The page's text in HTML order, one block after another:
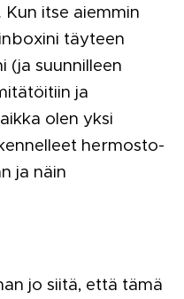
itse aiemmin
täyteen
(ja suunnilleen
ja
olen yksi
hermosto-
ja näin
jo siitä, että tämä